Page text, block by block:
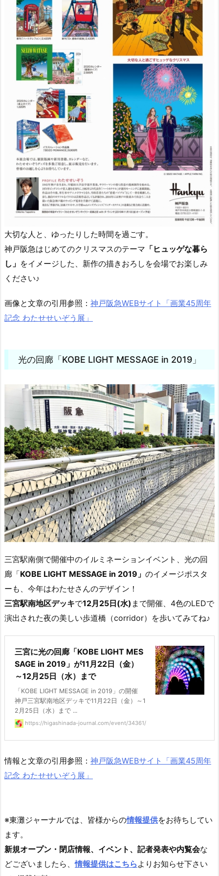
大切な人と、ゆったりした時間を過ごす。
神戸阪急はじめてのクリスマスのテーマ 「ヒュッゲな暮ら
し」 をイメージした、新作の描きおろしを会場でお楽しみ
ください♪
画像と文章の引用参照： 神戸阪急WEBサイト「画業45周年
記念 わたせせいぞう展」
光の回廊「KOBE LIGHT MESSAGE in 2019」
三宮駅南側で開催中のイルミネーションイベント、光の回
廊「KOBE LIGHT MESSAGE in 2019」 のイメージポスタ
ーも、今年はわたせさんのデザイン！
三宮駅南地区デッキで12月25日(水) まで開催、4色のLEDで
演出された夜の美しい歩道橋（corridor）を歩いてみてね♪
三宮に光の回廊「KOBE LIGHT MES
SAGE in 2019」が11月22日（金）
～12月25日（水）まで
「KOBE LIGHT MESSAGE in 2019」の開催
神戸三宮駅南地区デッキで11月22日（金）～1
2月25日（水）まで ...
https://higashinada-journal.com/event/34361/
情報と文章の引用参照： 神戸阪急WEBサイト「画業45周年
記念 わたせせいぞう展」
※東灘ジャーナルでは、皆様からの情報提供をお待ちしてい
ます。
新規オープン・閉店情報、イベント、記者発表や内覧会な
どございましたら、情報提供はこちら よりお知らせ下さい